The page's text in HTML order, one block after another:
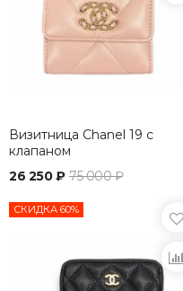
Визитница Chanel 19 с
клапаном
26 250 ₽ 75 000 ₽
СКИДКА 60%